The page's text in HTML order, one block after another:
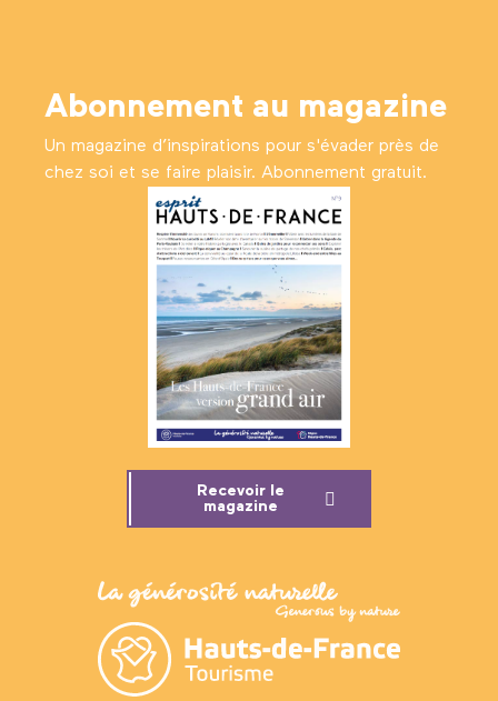
Abonnement au magazine
Un magazine d’inspirations pour s'évader près de
chez soi et se faire plaisir. Abonnement gratuit.
Recevoir le
magazine